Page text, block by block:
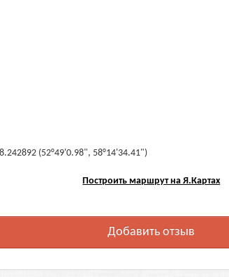
(52°49'0.98", 58°14'34.41")
Построить маршрут на Я.Картах
Добавить отзыв